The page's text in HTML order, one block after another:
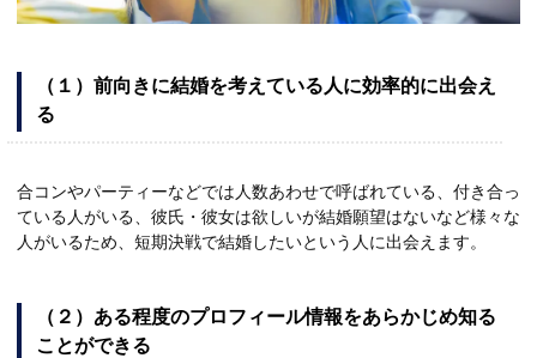
（１）前向きに結婚を考えている人に効率的に出会え
る
合コンやパーティーなどでは人数あわせで呼ばれている、付き合っ
ている人がいる、彼氏・彼女は欲しいが結婚願望はないなど様々な
人がいるため、短期決戦で結婚したいという人に出会えます。
（２）ある程度のプロフィール情報をあらかじめ知る
ことができる